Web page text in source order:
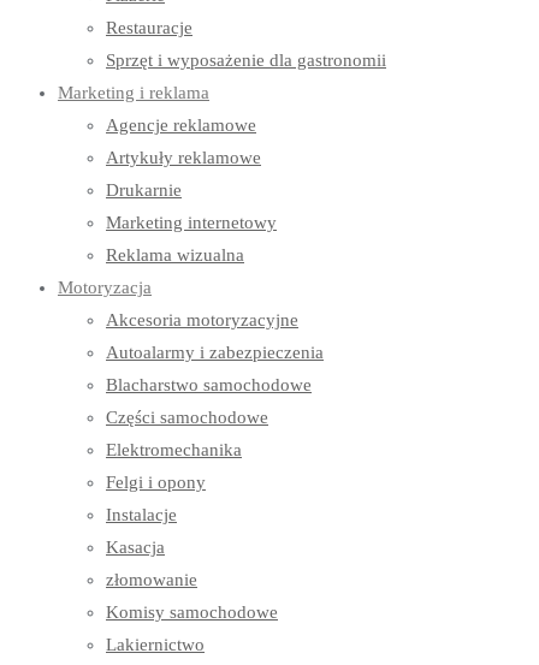
Restauracje
Sprzęt i wyposażenie dla gastronomii
Marketing i reklama
Agencje reklamowe
Artykuły reklamowe
Drukarnie
Marketing internetowy
Reklama wizualna
Motoryzacja
Akcesoria motoryzacyjne
Autoalarmy i zabezpieczenia
Blacharstwo samochodowe
Części samochodowe
Elektromechanika
Felgi i opony
Instalacje
Kasacja
złomowanie
Komisy samochodowe
Lakiernictwo